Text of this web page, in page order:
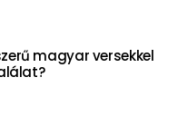
magyar versekkel